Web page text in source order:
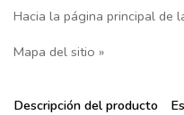
Hacia la página principal de
Mapa del sitio »
Descripción del producto